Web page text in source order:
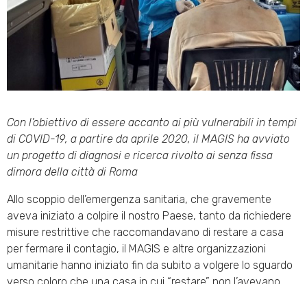
Con l’obiettivo di essere accanto ai più vulnerabili in tempi
di COVID-19, a partire da aprile 2020, il MAGIS ha avviato
un progetto di diagnosi e ricerca rivolto ai senza fissa
dimora della città di Roma
Allo scoppio dell’emergenza sanitaria, che gravemente
aveva iniziato a colpire il nostro Paese, tanto da richiedere
misure restrittive che raccomandavano di restare a casa
per fermare il contagio, il MAGIS e altre organizzazioni
umanitarie hanno iniziato fin da subito a volgere lo sguardo